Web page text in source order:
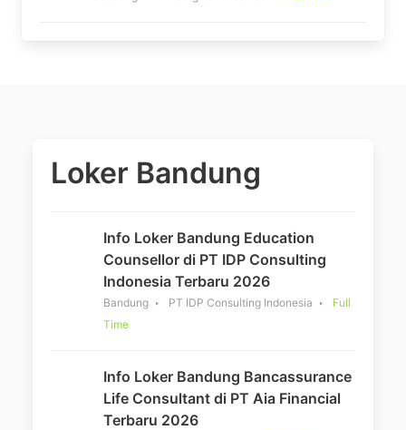
Loker Bandung
Info Loker Bandung Education
Counsellor di PT IDP Consulting
Indonesia Terbaru 2026
Bandung PT IDP Consulting Indonesia
Full
Time
Info Loker Bandung Bancassurance
Life Consultant di PT Aia Financial
Terbaru 2026